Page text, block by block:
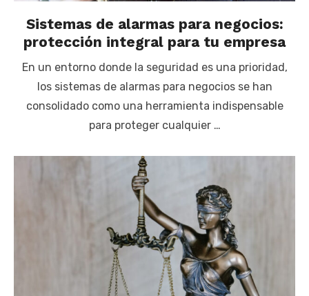
Sistemas de alarmas para negocios:
protección integral para tu empresa
En un entorno donde la seguridad es una prioridad,
los sistemas de alarmas para negocios se han
consolidado como una herramienta indispensable
para proteger cualquier …